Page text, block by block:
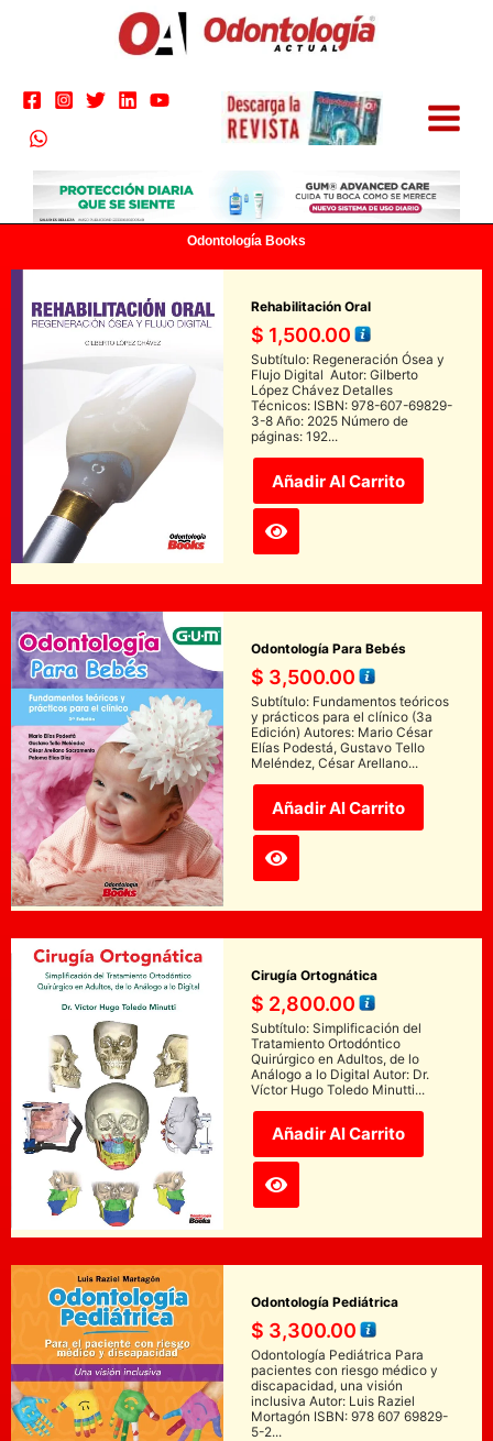
Odontología Books
Rehabilitación Oral
$ 1,500.00
Subtítulo: Regeneración Ósea y
Flujo Digital Autor: Gilberto
López Chávez Detalles
Técnicos: ISBN: 978-607-69829-
3-8 Año: 2025 Número de
páginas: 192...
Añadir Al Carrito
Odontología Para Bebés
$ 3,500.00
Subtítulo: Fundamentos teóricos
y prácticos para el clínico (3a
Edición) Autores: Mario César
Elías Podestá, Gustavo Tello
Meléndez, César Arellano...
Añadir Al Carrito
Cirugía Ortognática
$ 2,800.00
Subtítulo: Simplificación del
Tratamiento Ortodóntico
Quirúrgico en Adultos, de lo
Análogo a lo Digital Autor: Dr.
Víctor Hugo Toledo Minutti...
Añadir Al Carrito
Odontología Pediátrica
$ 3,300.00
Odontología Pediátrica Para
pacientes con riesgo médico y
discapacidad, una visión
inclusiva Autor: Luis Raziel
Mortagón ISBN: 978 607 69829-
5-2...